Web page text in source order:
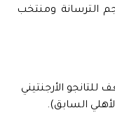
الترسانة ومنتخب
السابق).